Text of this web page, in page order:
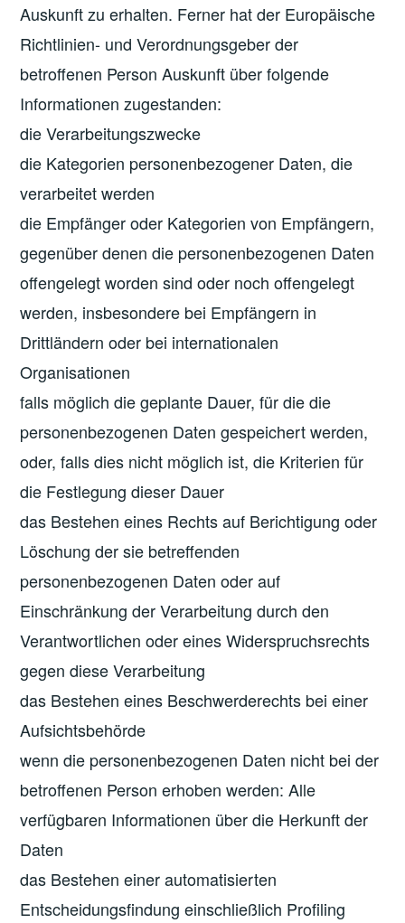
Auskunft zu erhalten. Ferner hat der Europäische
Richtlinien- und Verordnungsgeber der
betroffenen Person Auskunft über folgende
Informationen zugestanden:
die Verarbeitungszwecke
die Kategorien personenbezogener Daten, die
verarbeitet werden
die Empfänger oder Kategorien von Empfängern,
gegenüber denen die personenbezogenen Daten
offengelegt worden sind oder noch offengelegt
werden, insbesondere bei Empfängern in
Drittländern oder bei internationalen
Organisationen
falls möglich die geplante Dauer, für die die
personenbezogenen Daten gespeichert werden,
oder, falls dies nicht möglich ist, die Kriterien für
die Festlegung dieser Dauer
das Bestehen eines Rechts auf Berichtigung oder
Löschung der sie betreffenden
personenbezogenen Daten oder auf
Einschränkung der Verarbeitung durch den
Verantwortlichen oder eines Widerspruchsrechts
gegen diese Verarbeitung
das Bestehen eines Beschwerderechts bei einer
Aufsichtsbehörde
wenn die personenbezogenen Daten nicht bei der
betroffenen Person erhoben werden: Alle
verfügbaren Informationen über die Herkunft der
Daten
das Bestehen einer automatisierten
Entscheidungsfindung einschließlich Profiling